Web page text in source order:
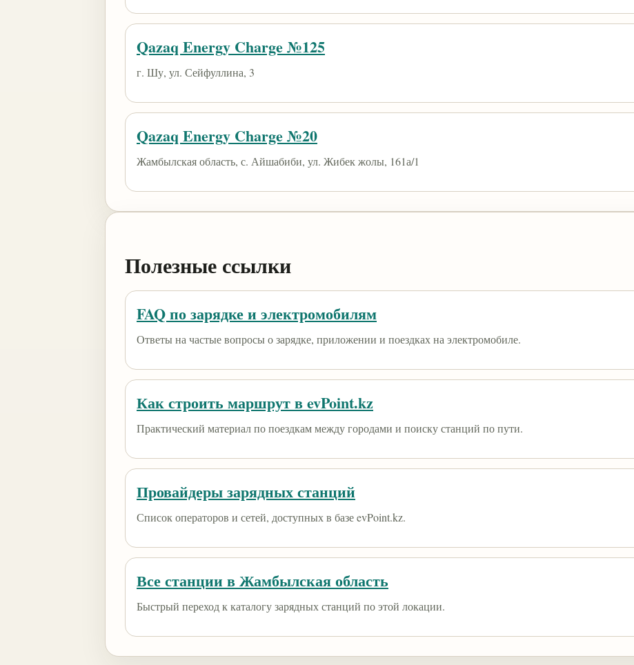
Qazaq Energy Charge №125
г. Шу, ул. Сейфуллина, 3
Qazaq Energy Charge №20
Жамбылская область, с. Айшабиби, ул. Жибек жолы, 161а/1
Полезные ссылки
FAQ по зарядке и электромобилям
Ответы на частые вопросы о зарядке, приложении и поездках на электромобиле.
Как строить маршрут в evPoint.kz
Практический материал по поездкам между городами и поиску станций по пути.
Провайдеры зарядных станций
Список операторов и сетей, доступных в базе evPoint.kz.
Все станции в Жамбылская область
Быстрый переход к каталогу зарядных станций по этой локации.